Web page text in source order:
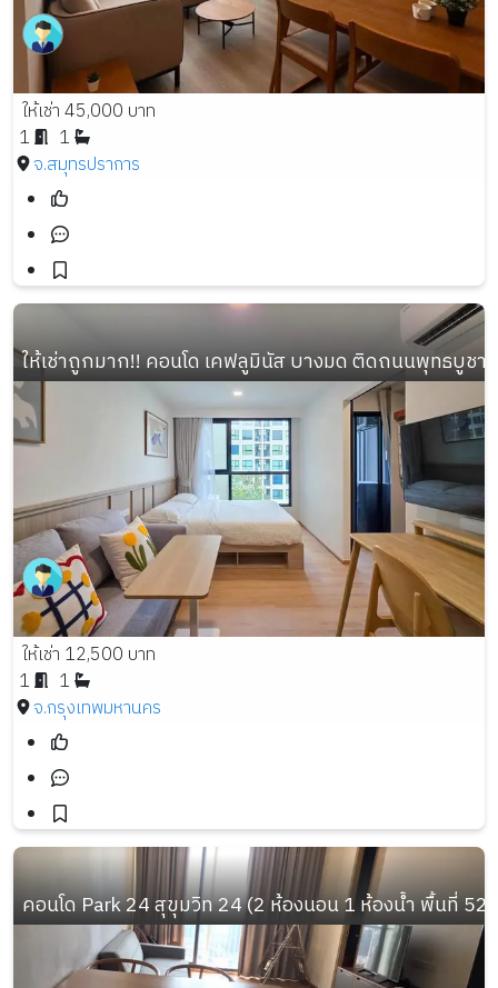
ให้เช่า 45,000 บาท
1
1
จ.สมุทรปราการ
ให้เช่าถูกมาก!! คอนโด เคฟลูมินัส บางมด ติดถนนพุทธบูชา
ให้เช่า 12,500 บาท
1
1
จ.กรุงเทพมหานคร
คอนโด Park 24 สุขุมวิท 24 (2 ห้องนอน 1 ห้องน้ำ พื้นที่